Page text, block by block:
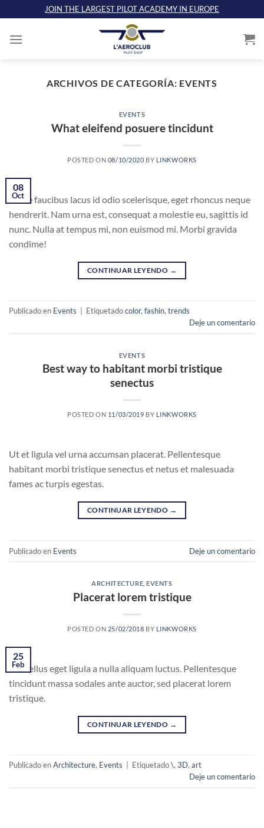
al
contenido
JOIN THE LARGEST PILOT ACADEMY IN EUROPE
ARCHIVOS DE CATEGORÍA: EVENTS
EVENTS
What eleifend posuere tincidunt
POSTED ON 08/10/2020 BY LINKWORKS
08
Oct
Fusce faucibus lacus id odio scelerisque, eget rhoncus neque
hendrerit. Nam urna est, consequat a molestie eu, sagittis id
nunc. Nulla at tempus mi, non euismod mi. Morbi gravida
condime!
CONTINUAR LEYENDO →
Publicado en Events Etiquetadocolor, fashin, trends
Deje un comentario
EVENTS
Best way to habitant morbi tristique
senectus
POSTED ON 11/03/2019 BY LINKWORKS
Ut et ligula vel urna accumsan placerat. Pellentesque
habitant morbi tristique senectus et netus et malesuada
fames ac turpis egestas.
CONTINUAR LEYENDO →
Publicado en Events Deje un comentario
ARCHITECTURE ,EVENTS
Placerat lorem tristique
POSTED ON 25/02/2018 BY LINKWORKS
25
Feb
Phasellus eget ligula a nulla aliquam luctus. Pellentesque
tincidunt massa sodales ante auctor, sed placerat lorem
tristique.
CONTINUAR LEYENDO →
Publicado enArchitecture, Events Etiquetado\, 3D, art
Deje un comentario